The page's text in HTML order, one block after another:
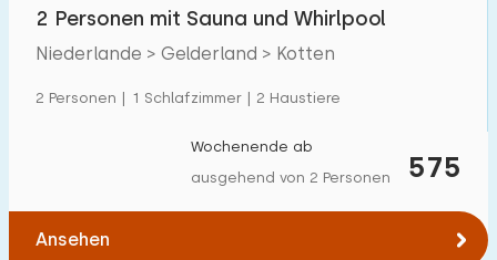
2 Personen mit Sauna und Whirlpool
Niederlande > Gelderland > Kotten
2 Personen | 1 Schlafzimmer | 2 Haustiere
575
Wochenende ab
ausgehend von 2 Personen
Ansehen